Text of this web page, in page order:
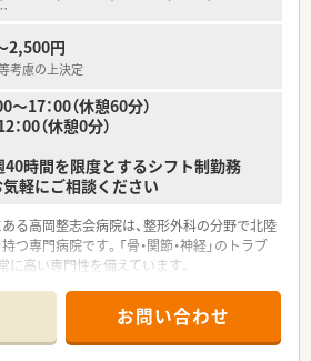
2,500円
考慮の上決定
～17：00（休憩60分）
00（休憩0分）
40時間を限度とするシフト制勤務
軽にご相談ください
る高岡整志会病院は、整形外科の分野で北陸
つ専門病院です。「骨・関節・神経」のトラブ
に高い専門性を備えています。
貫した専門ケアを受けることができます。
腰）の治療において、全国的にも有名な拠点で
お問い合わせ